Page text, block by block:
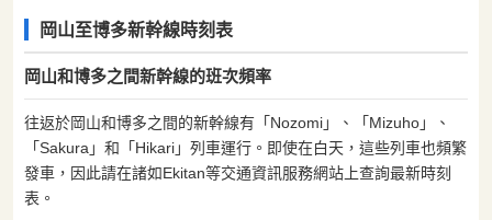
岡山至博多新幹線時刻表
岡山和博多之間新幹線的班次頻率
往返於岡山和博多之間的新幹線有「Nozomi」、「Mizuho」、
「Sakura」和「Hikari」列車運行。即使在白天，這些列車也頻繁
發車，因此請在諸如Ekitan等交通資訊服務網站上查詢最新時刻
表。